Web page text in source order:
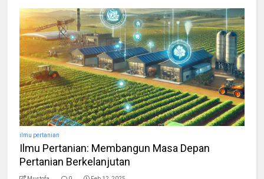
ilmu pertanian
Ilmu Pertanian: Membangun Masa Depan
Pertanian Berkelanjutan